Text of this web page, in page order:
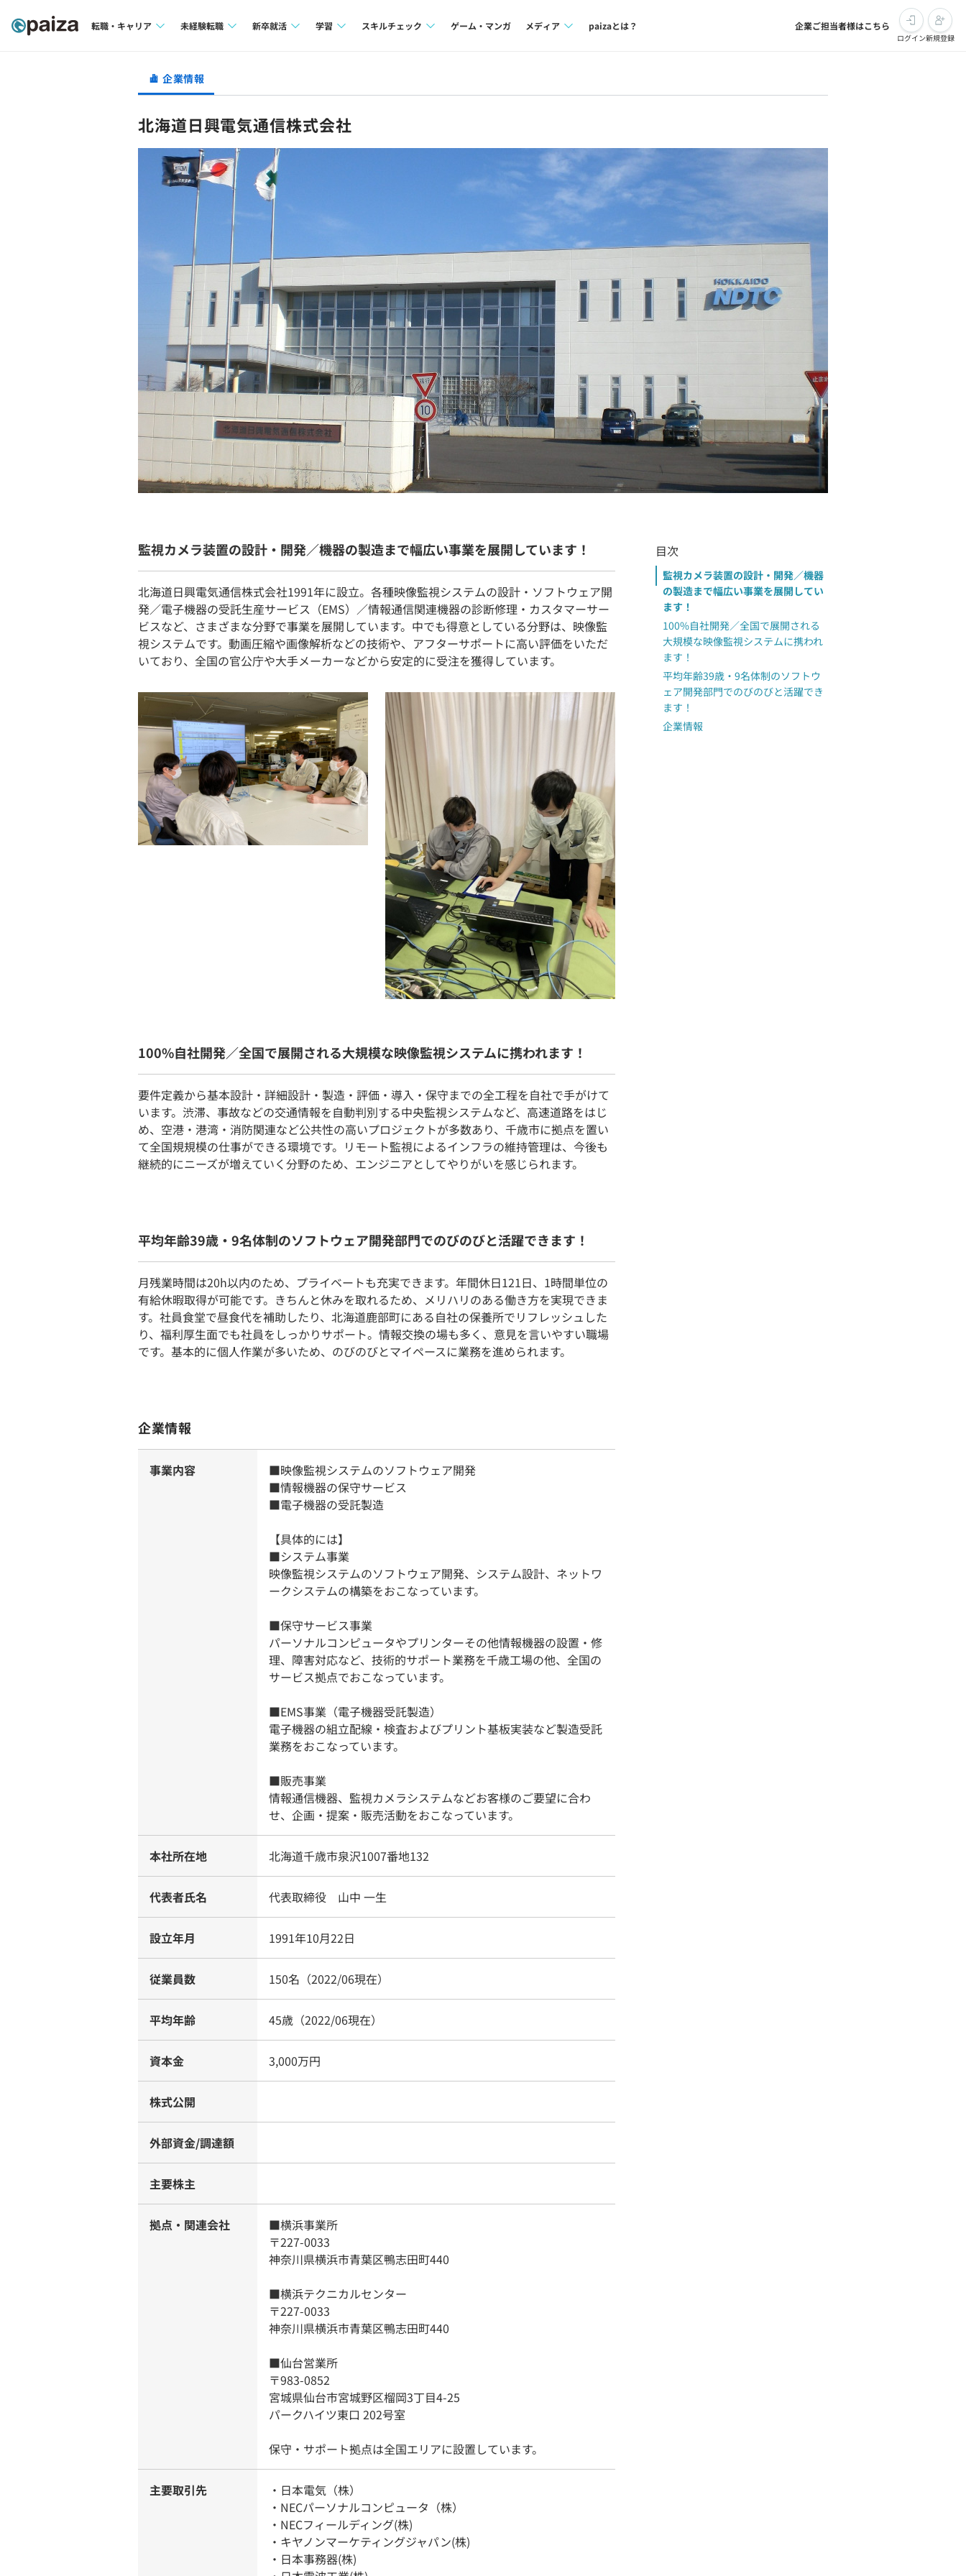
転職・キャリア
転職成功ガイド
転職エージェント
未経験転職
求人検索
転職成功ガイド
新卒就活
インターン
新卒エージェント
イベント・セミナー
インタビュー
就活成功ガイド
学習
4択課題
個人向けプラン
法人向けプラン
学校向けプラン
契約内容・クーポン
スキルチェック ゲーム・マンガ メディア paizaとは？ 企業ご担当者様はこちら
ログイン新規登録
企業情報
北海道日興電気通信株式会社
監視カメラ装置の設計・開発／機器の製造まで幅広い事業を展開しています！
北海道日興電気通信株式会社1991年に設立。各種映像監視システムの設計・ソフトウェア開
発／電子機器の受託生産サービス（EMS）／情報通信関連機器の診断修理・カスタマーサー
ビスなど、さまざまな分野で事業を展開しています。中でも得意としている分野は、映像監
視システムです。動画圧縮や画像解析などの技術や、アフターサポートに高い評価をいただ
いており、全国の官公庁や大手メーカーなどから安定的に受注を獲得しています。
100%自社開発／全国で展開される大規模な映像監視システムに携われます！
要件定義から基本設計・詳細設計・製造・評価・導入・保守までの全工程を自社で手がけて
います。渋滞、事故などの交通情報を自動判別する中央監視システムなど、高速道路をはじ
め、空港・港湾・消防関連など公共性の高いプロジェクトが多数あり、千歳市に拠点を置い
て全国規規模の仕事ができる環境です。リモート監視によるインフラの維持管理は、今後も
継続的にニーズが増えていく分野のため、エンジニアとしてやりがいを感じられます。
平均年齢39歳・9名体制のソフトウェア開発部門でのびのびと活躍できます！
月残業時間は20h以内のため、プライベートも充実できます。年間休日121日、1時間単位の
有給休暇取得が可能です。きちんと休みを取れるため、メリハリのある働き方を実現できま
す。社員食堂で昼食代を補助したり、北海道鹿部町にある自社の保養所でリフレッシュした
り、福利厚生面でも社員をしっかりサポート。情報交換の場も多く、意見を言いやすい職場
です。基本的に個人作業が多いため、のびのびとマイペースに業務を進められます。
企業情報
事業内容
■映像監視システムのソフトウェア開発
■情報機器の保守サービス
■電子機器の受託製造
【具体的には】
■システム事業
映像監視システムのソフトウェア開発、システム設計、ネットワ
ークシステムの構築をおこなっています。
■保守サービス事業
パーソナルコンピュータやプリンターその他情報機器の設置・修
理、障害対応など、技術的サポート業務を千歳工場の他、全国の
サービス拠点でおこなっています。
■EMS事業（電子機器受託製造）
電子機器の組立配線・検査およびプリント基板実装など製造受託
業務をおこなっています。
■販売事業
情報通信機器、監視カメラシステムなどお客様のご要望に合わ
せ、企画・提案・販売活動をおこなっています。
本社所在地 北海道千歳市泉沢1007番地132
代表者氏名 代表取締役 山中 一生
設立年月 1991年10月22日
従業員数 150名（2022/06現在）
平均年齢 45歳（2022/06現在）
資本金 3,000万円
株式公開
外部資金/調達額
主要株主
拠点・関連会社
■横浜事業所
〒227-0033
神奈川県横浜市青葉区鴨志田町440
■横浜テクニカルセンター
〒227-0033
神奈川県横浜市青葉区鴨志田町440
■仙台営業所
〒983-0852
宮城県仙台市宮城野区榴岡3丁目4-25
パークハイツ東口 202号室
保守・サポート拠点は全国エリアに設置しています。
主要取引先
・日本電気（株）
・NECパーソナルコンピュータ（株）
・NECフィールディング(株)
・キヤノンマーケティングジャパン(株)
・日本事務器(株)
目次
監視カメラ装置の設計・開発／機器
の製造まで幅広い事業を展開してい
ます！
100%自社開発／全国で展開される
大規模な映像監視システムに携われ
ます！
平均年齢39歳・9名体制のソフトウ
ェア開発部門でのびのびと活躍でき
ます！
企業情報